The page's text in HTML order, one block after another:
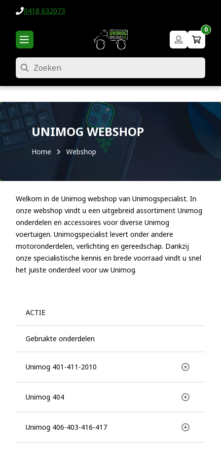
0418 632073
0
Zoeken
UNIMOG WEBSHOP
Home Webshop
Welkom in de Unimog webshop van Unimogspecialist. In
onze webshop vindt u een uitgebreid assortiment Unimog
onderdelen en accessoires voor diverse Unimog
voertuigen. Unimogspecialist levert onder andere
motoronderdelen, verlichting en gereedschap. Dankzij
onze specialistische kennis en brede voorraad vindt u snel
het juiste onderdeel voor uw Unimog.
ACTIE
Gebruikte onderdelen
Unimog 401-411-2010
Unimog 404
Unimog 406-403-416-417